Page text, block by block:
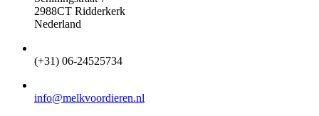
2988CT Ridderkerk
Nederland
(+31) 06-24525734
info@melkvoordieren.nl